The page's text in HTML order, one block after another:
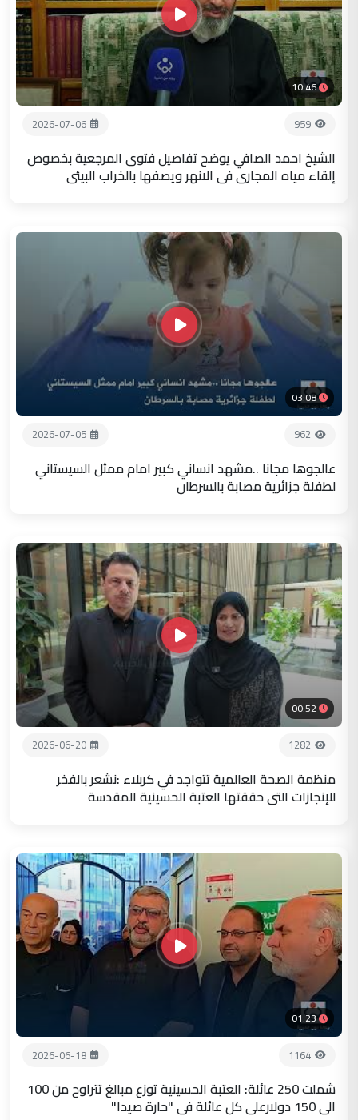
10:46
959
2026-07-06
الشيخ احمد الصافي يوضح تفاصيل فتوى المرجعية بخصوص
إلقاء مياه المجاري في الانهر ويصفها بالخراب البيئي
03:08
962
2026-07-05
عالجوها مجانا ..مشهد انساني كبير امام ممثل السيستاني
لطفلة جزائرية مصابة بالسرطان
00:52
1282
2026-06-20
منظمة الصحة العالمية تتواجد في كربلاء :نشعر بالفخر
للإنجازات التي حققتها العتبة الحسينية المقدسة
01:23
1164
2026-06-18
شملت 250 عائلة: العتبة الحسينية توزع مبالغ تتراوح من 100
الى 150 دولارعلى كل عائلة في "حارة صيدا"